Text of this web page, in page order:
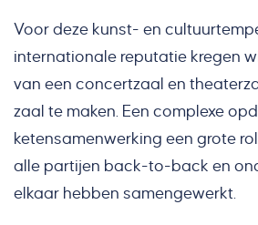
Voor deze kunst- en
internationale reputatie kregen
van een concertzaal en
zaal te maken. Een complexe
ketensamenwerking een grote
alle partijen back-to-back en
elkaar hebben samengewerkt.